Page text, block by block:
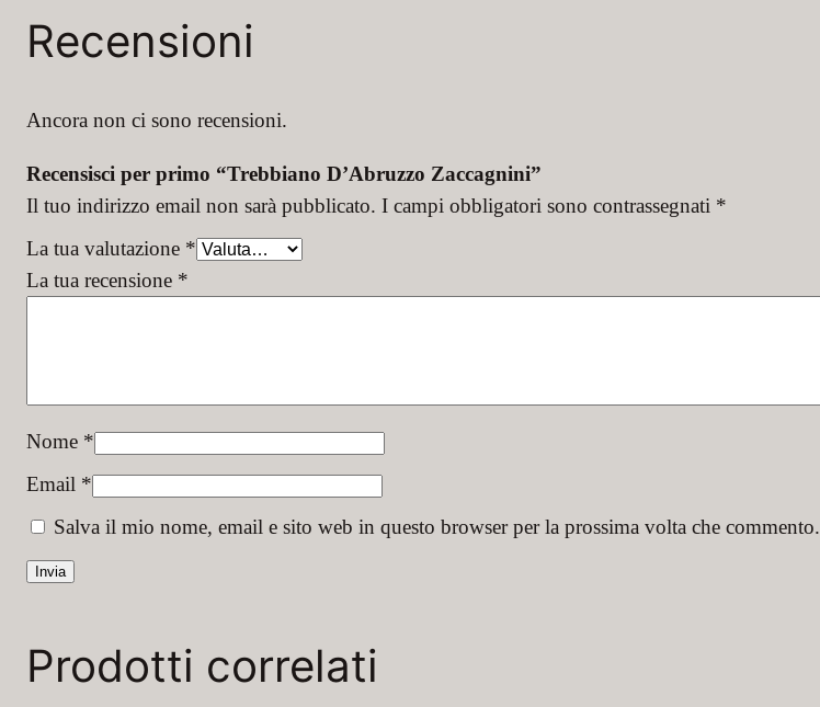
Recensioni
Ancora non ci sono recensioni.
Recensisci per primo “Trebbiano D’Abruzzo Zaccagnini”
Il tuo indirizzo email non sarà pubblicato. I campi obbligatori sono contrassegnati *
La tua valutazione *
La tua recensione *
Nome *
Email *
Salva il mio nome, email e sito web in questo browser per la prossima volta che commento.
Prodotti correlati